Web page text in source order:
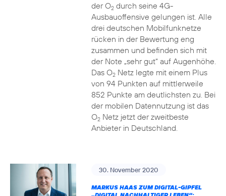
der O2durch seine 4G-
Ausbauoffensive gelungen ist. Alle
drei deutschen Mobilfunknetze
rücken in der Bewertung eng
zusammen und befinden sich mit
der Note „sehr gut“ auf Augenhöhe.
Das O2Netz legte mit einem Plus
von 94 Punkten auf mittlerweile
852 Punkte am deutlichsten zu. Bei
der mobilen Datennutzung ist das
O2Netz jetzt der zweitbeste
Anbieter in Deutschland.
30. November 2020
MARKUS HAAS ZUM DIGITAL-GIPFEL